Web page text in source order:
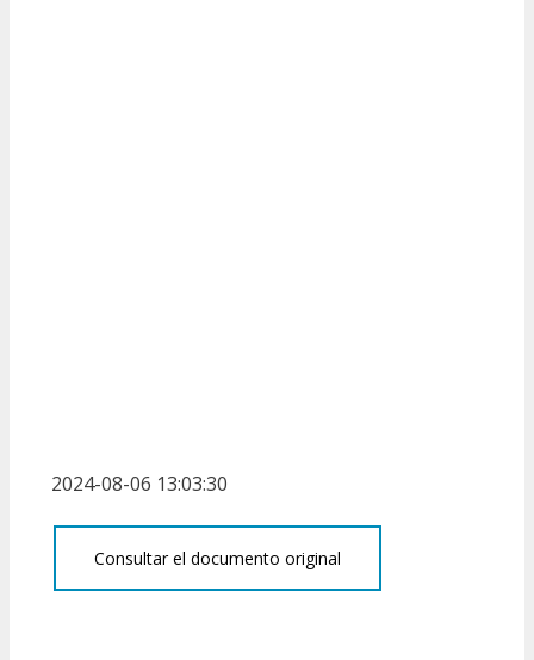
2024-08-06 13:03:30
Consultar el documento original